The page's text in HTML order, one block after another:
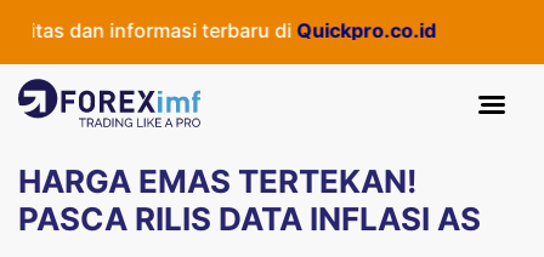
dan informasi terbaru diQuickpro.co.id
HARGA EMAS TERTEKAN!
PASCA RILIS DATA INFLASI AS